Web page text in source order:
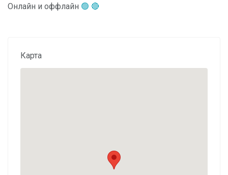
Онлайн и оффлайн 🟢 🔴
Карта